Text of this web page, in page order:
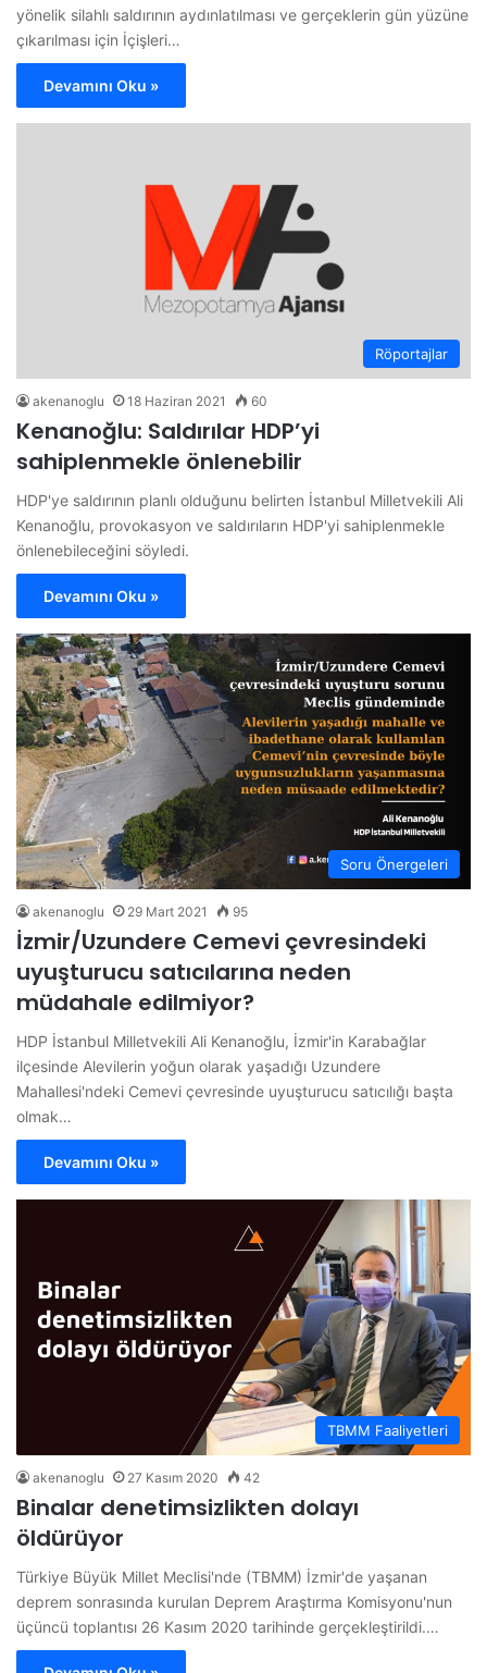
yönelik silahlı saldırının aydınlatılması ve gerçeklerin gün yüzüne
çıkarılması için İçişleri…
Devamını Oku »
Röportajlar
akenanoglu 18 Haziran 2021 60
Kenanoğlu: Saldırılar HDP’yi
sahiplenmekle önlenebilir
HDP'ye saldırının planlı olduğunu belirten İstanbul Milletvekili Ali
Kenanoğlu, provokasyon ve saldırıların HDP'yi sahiplenmekle
önlenebileceğini söyledi.
Devamını Oku »
Soru Önergeleri
akenanoglu 29 Mart 2021 95
İzmir/Uzundere Cemevi çevresindeki
uyuşturucu satıcılarına neden
müdahale edilmiyor?
HDP İstanbul Milletvekili Ali Kenanoğlu, İzmir'in Karabağlar
ilçesinde Alevilerin yoğun olarak yaşadığı Uzundere
Mahallesi'ndeki Cemevi çevresinde uyuşturucu satıcılığı başta
olmak…
Devamını Oku »
TBMM Faaliyetleri
akenanoglu 27 Kasım 2020 42
Binalar denetimsizlikten dolayı
öldürüyor
Türkiye Büyük Millet Meclisi'nde (TBMM) İzmir'de yaşanan
deprem sonrasında kurulan Deprem Araştırma Komisyonu'nun
üçüncü toplantısı 26 Kasım 2020 tarihinde gerçekleştirildi.…